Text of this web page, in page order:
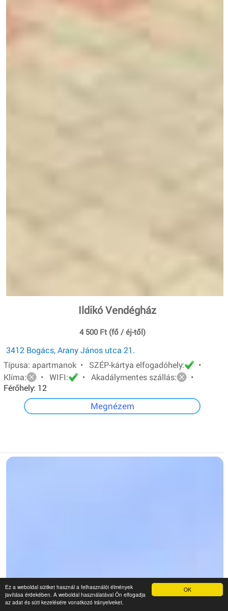
OK
Ez a weboldal sütiket használ a felhasználói élmények
javítása érdekében. A weboldal használatával Ön elfogadja
az adat és süti kezelésére vonatkozó irányelveket.
Ildikó Vendégház
4 500 Ft (fő / éj-től)
3412 Bogács, Arany János utca 21.
Típusa: apartmanok • SZÉP-kártya elfogadóhely:
•
Klíma:
• WIFI: • Akadálymentes szállás:
•
Férőhely: 12
Megnézem